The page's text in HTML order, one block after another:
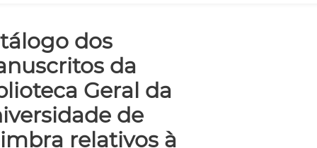
dos
da
Geral da
de
relativos à